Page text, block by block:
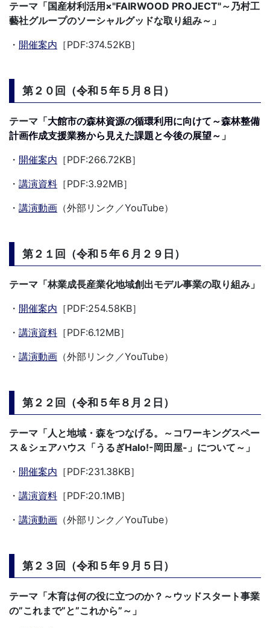
テーマ「国産材利活用×"FAIRWOOD PROJECT"～乃村工
藝社グループのソーシャルグッドな取り組み～」
・ 開催案内 ［PDF:374.52KB］
第２０回（令和５年５月８日）
テーマ「大館市の森林資源の循環利用に向けて～森林整備
計画作成支援業務から見えた課題と今後の展望～ 」
・ 開催案内 ［PDF:266.72KB］
・ 講演資料 ［PDF:3.92MB］
・ 講演動画 （外部リンク／YouTube）
第２１回（令和５年６月２９日）
テーマ「林業成長産業化地域創出モデル事業の取り組み」
・ 開催案内 ［PDF:254.58KB］
・ 講演資料 ［PDF:6.12MB］
・ 講演動画 （外部リンク／YouTube）
第２２回（令和５年８月２日）
テーマ「人と地域・森をつなげる。～コワーキングスペー
ス＆シェアハウス「うるぎHalo!-岡田屋-」について～」
・ 開催案内 ［PDF:231.38KB］
・ 講演資料 ［PDF:20.1MB］
・ 講演動画 （外部リンク／YouTube）
第２３回（令和５年９月５日）
テーマ「木育は何の役に立つのか？～ウッドスタート事業
の”これまで”と”これから”～」